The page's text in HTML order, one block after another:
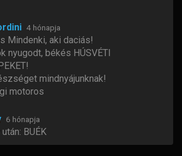
4 hónapja
Mindenki, aki daciás!
nyugodt, békés HÚSVÉTI
mindnyájunknak!
motoros
6 hónapja
BUÉK